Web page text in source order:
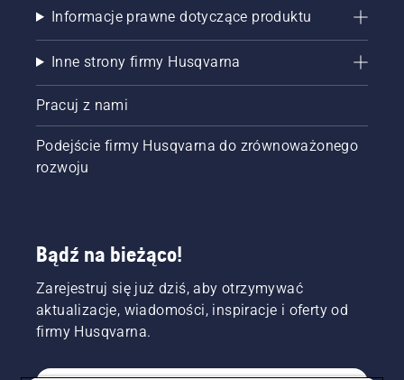
Informacje prawne dotyczące produktu
Inne strony firmy Husqvarna
Pracuj z nami
Podejście firmy Husqvarna do zrównoważonego
rozwoju
Bądź na bieżąco!
Zarejestruj się już dziś, aby otrzymywać
aktualizacje, wiadomości, inspiracje i oferty od
firmy Husqvarna.